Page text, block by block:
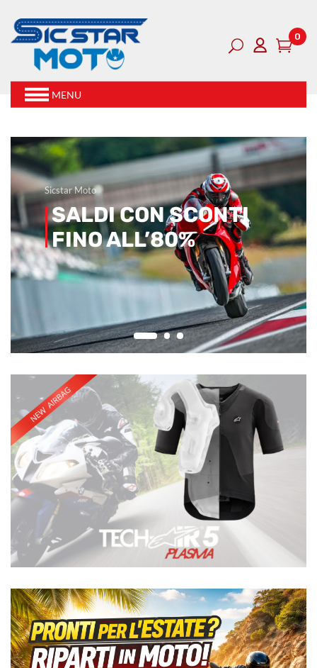
0
MENU
Sicstar Moto
SALDI CON SCONTI
FINO ALL’80%